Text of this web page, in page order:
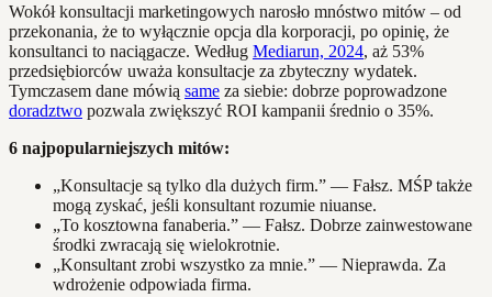
Wokół konsultacji marketingowych narosło mnóstwo mitów – od
przekonania, że to wyłącznie opcja dla korporacji, po opinię, że
konsultanci to naciągacze. Według Mediarun, 2024, aż 53%
przedsiębiorców uważa konsultacje za zbyteczny wydatek.
Tymczasem dane mówią same za siebie: dobrze poprowadzone
doradztwo pozwala zwiększyć ROI kampanii średnio o 35%.
6 najpopularniejszych mitów:
„Konsultacje są tylko dla dużych firm.” — Fałsz. MŚP także
mogą zyskać, jeśli konsultant rozumie niuanse.
„To kosztowna fanaberia.” — Fałsz. Dobrze zainwestowane
środki zwracają się wielokrotnie.
„Konsultant zrobi wszystko za mnie.” — Nieprawda. Za
wdrożenie odpowiada firma.